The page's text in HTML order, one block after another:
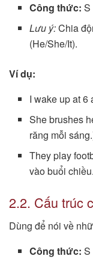
Công thức: S
Lưu ý:Chia
(He/She/It).
Ví dụ:
I wake up at 6
She brushes
răng mỗi
They play
vào buổi
2.2. Cấu trúc
Dùng để nói về
Công thức: S